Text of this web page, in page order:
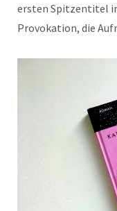
ersten Spitzentitel
Provokation, die